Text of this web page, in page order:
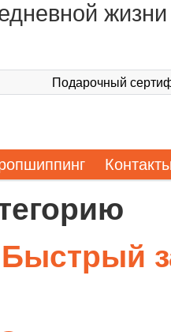
Подарочный
Быстрый